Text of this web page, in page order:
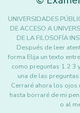
UNIVERSIDADES
DE ACCESO A
DE LA FILOSOFÍA
Después de leer
forma Elija un texto
como preguntas 1 2 3
una de las
Cerraré ahora los
hasta borraré de mi
o al